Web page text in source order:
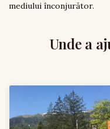
mediului înconjurător.
Unde a